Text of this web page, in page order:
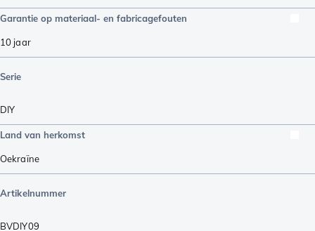
Garantie op materiaal- en fabricagefouten
10 jaar
Serie
DIY
Land van herkomst
Oekraïne
Artikelnummer
BVDIY09